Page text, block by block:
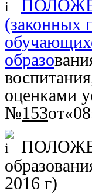
(законных
образо
оценками
№153от«0
2016 г)